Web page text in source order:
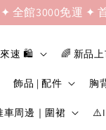
全館3000免運 ✦
來速 🛍️ 🌈 新品
飾品 | 配件 胸
車周邊｜圍裙